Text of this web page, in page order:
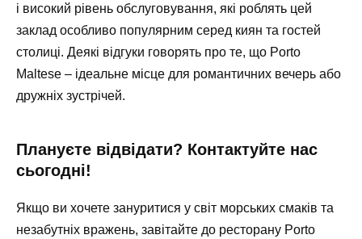
і високий рівень обслуговування, які роблять цей
заклад особливо популярним серед киян та гостей
столиці. Деякі відгуки говорять про те, що Porto
Maltese – ідеальне місце для романтичних вечерь або
дружніх зустрічей.
Плануєте відвідати? Контактуйте нас
сьогодні!
Якщо ви хочете зануритися у світ морських смаків та
незабутніх вражень, завітайте до ресторану Porto